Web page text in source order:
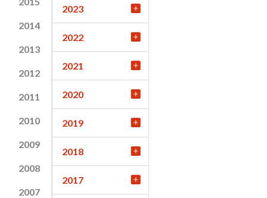
2014
2013
2012
2011
2010
2009
2008
2007
2023
2022
2021
2020
2019
2018
2017